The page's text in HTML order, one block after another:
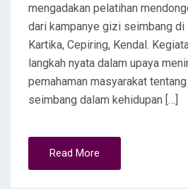
mengadakan pelatihan
dari kampanye gizi seimbang di
Kartika, Cepiring, Kendal.
langkah nyata dalam upaya
pemahaman masyarakat
seimbang dalam kehidupan […]
Read More